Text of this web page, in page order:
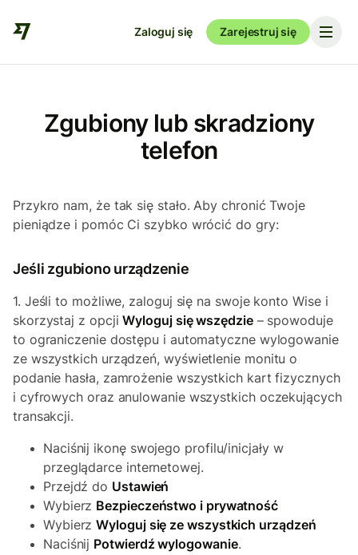
Zaloguj się Zarejestruj się
Zgubiony lub skradziony
telefon
Przykro nam, że tak się stało. Aby chronić Twoje
pieniądze i pomóc Ci szybko wrócić do gry:
Jeśli zgubiono urządzenie
1. Jeśli to możliwe, zaloguj się na swoje konto Wise i
skorzystaj z opcjiWyloguj się wszędzie– spowoduje
to ograniczenie dostępu i automatyczne wylogowanie
ze wszystkich urządzeń, wyświetlenie monitu o
podanie hasła, zamrożenie wszystkich kart fizycznych
i cyfrowych oraz anulowanie wszystkich oczekujących
transakcji.
Naciśnij ikonę swojego profilu/inicjały w
przeglądarce internetowej.
Przejdź do Ustawień
Wybierz Bezpieczeństwo i prywatność
WybierzWyloguj się ze wszystkich urządzeń
Naciśnij Potwierdź wylogowanie.